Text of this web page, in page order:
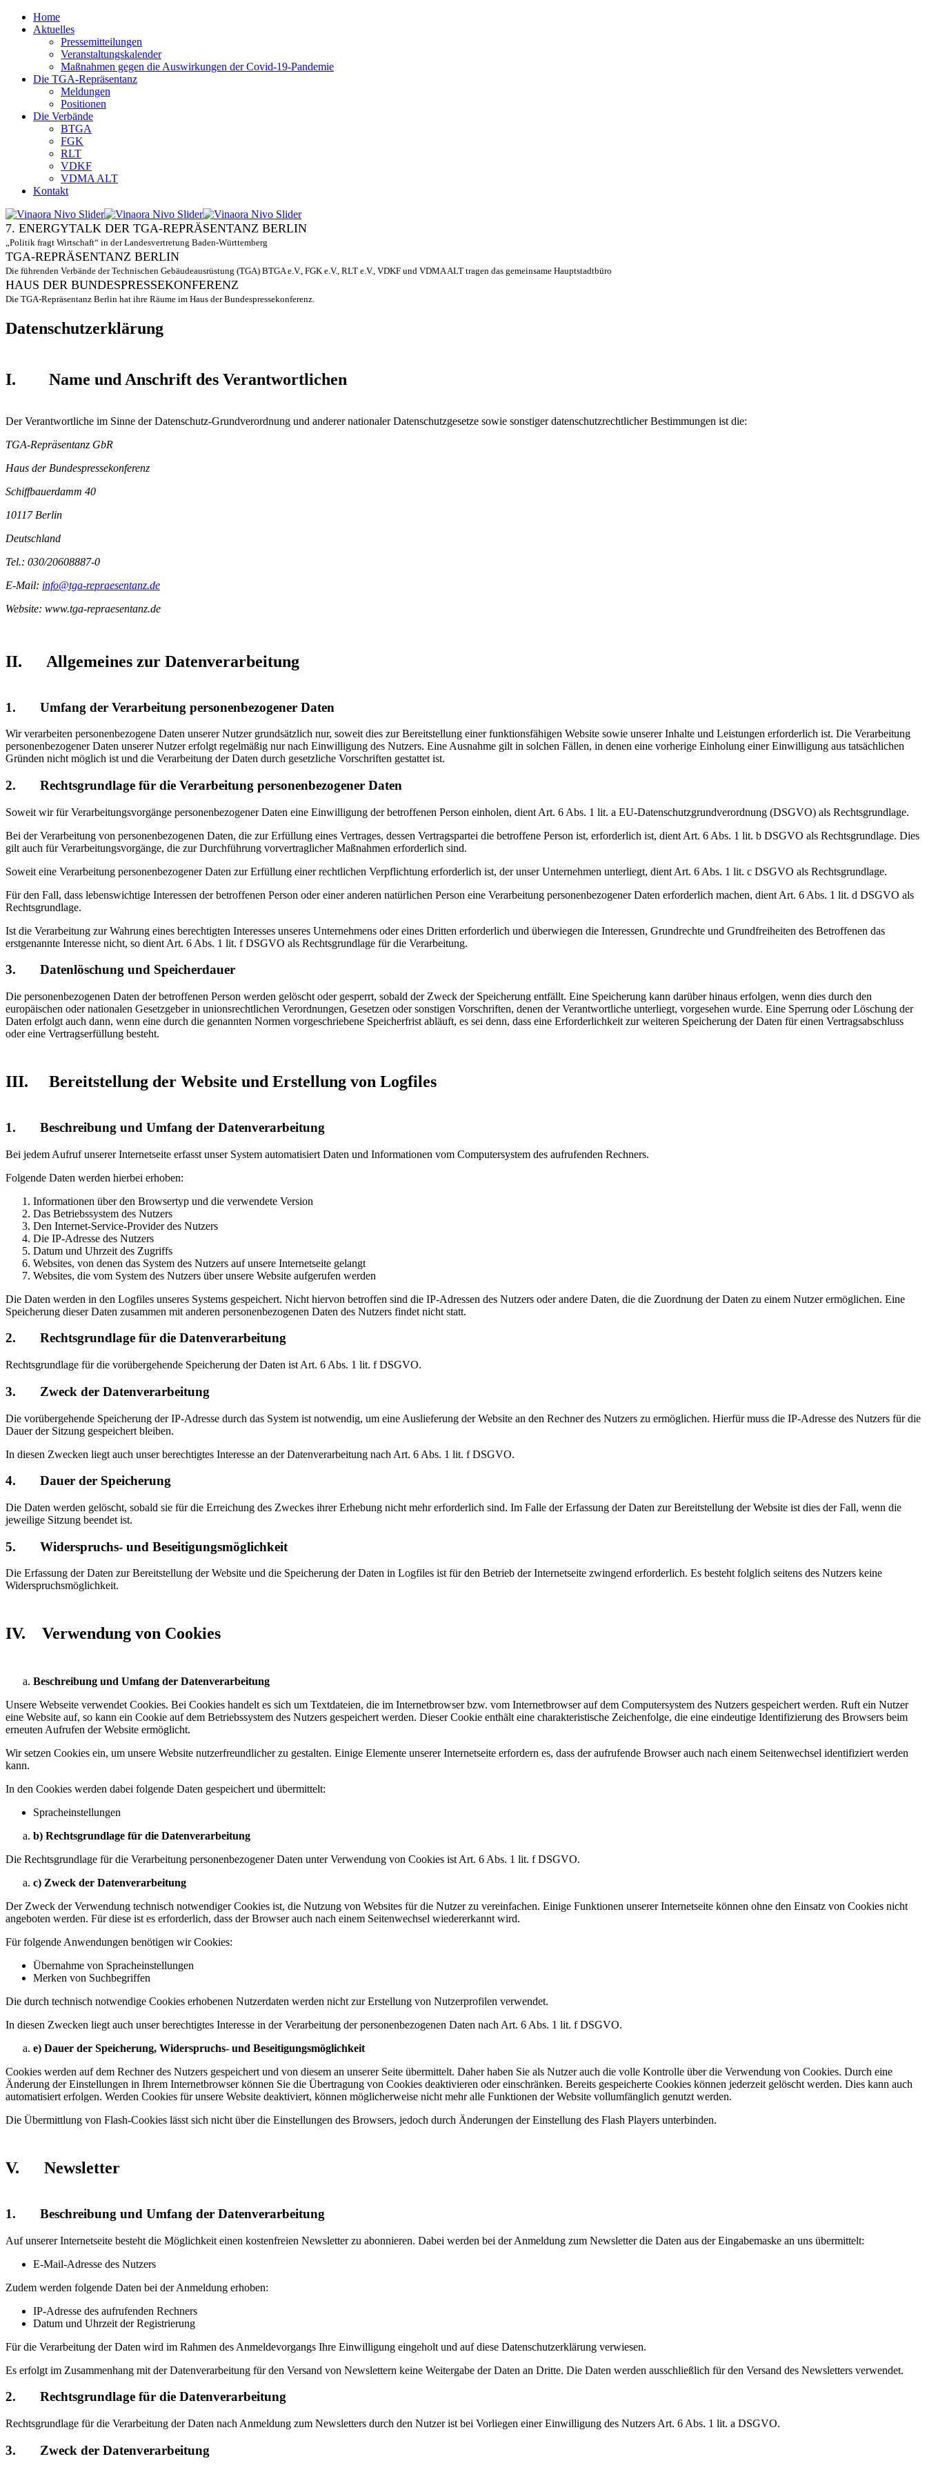
Home
Aktuelles
Pressemitteilungen
Veranstaltungskalender
Maßnahmen gegen die Auswirkungen der Covid-19-Pandemie
Die TGA-Repräsentanz
Meldungen
Positionen
Die Verbände
BTGA
FGK
RLT
VDKF
VDMA ALT
Kontakt
7. ENERGYTALK DER TGA-REPRÄSENTANZ BERLIN
„Politik fragt Wirtschaft“ in der Landesvertretung Baden-Württemberg
TGA-REPRÄSENTANZ BERLIN
Die führenden Verbände der Technischen Gebäudeausrüstung (TGA) BTGA e.V., FGK e.V., RLT e.V., VDKF und VDMA ALT tragen das gemeinsame Hauptstadtbüro
HAUS DER BUNDESPRESSEKONFERENZ
Die TGA-Repräsentanz Berlin hat ihre Räume im Haus der Bundespressekonferenz.
Datenschutzerklärung
I. Name und Anschrift des Verantwortlichen
Der Verantwortliche im Sinne der Datenschutz-Grundverordnung und anderer nationaler Datenschutzgesetze sowie sonstiger datenschutzrechtlicher Bestimmungen ist die:
TGA-Repräsentanz GbR
Haus der Bundespressekonferenz
Schiffbauerdamm 40
10117 Berlin
Deutschland
Tel.: 030/20608887-0
E-Mail: info@tga-repraesentanz.de
Website: www.tga-repraesentanz.de
II. Allgemeines zur Datenverarbeitung
1. Umfang der Verarbeitung personenbezogener Daten
Wir verarbeiten personenbezogene Daten unserer Nutzer grundsätzlich nur, soweit dies zur Bereitstellung einer funktionsfähigen Website sowie unserer Inhalte und Leistungen erforderlich ist. Die Verarbeitung
personenbezogener Daten unserer Nutzer erfolgt regelmäßig nur nach Einwilligung des Nutzers. Eine Ausnahme gilt in solchen Fällen, in denen eine vorherige Einholung einer Einwilligung aus tatsächlichen
Gründen nicht möglich ist und die Verarbeitung der Daten durch gesetzliche Vorschriften gestattet ist.
2. Rechtsgrundlage für die Verarbeitung personenbezogener Daten
Soweit wir für Verarbeitungsvorgänge personenbezogener Daten eine Einwilligung der betroffenen Person einholen, dient Art. 6 Abs. 1 lit. a EU-Datenschutzgrundverordnung (DSGVO) als Rechtsgrundlage.
Bei der Verarbeitung von personenbezogenen Daten, die zur Erfüllung eines Vertrages, dessen Vertragspartei die betroffene Person ist, erforderlich ist, dient Art. 6 Abs. 1 lit. b DSGVO als Rechtsgrundlage. Dies
gilt auch für Verarbeitungsvorgänge, die zur Durchführung vorvertraglicher Maßnahmen erforderlich sind.
Soweit eine Verarbeitung personenbezogener Daten zur Erfüllung einer rechtlichen Verpflichtung erforderlich ist, der unser Unternehmen unterliegt, dient Art. 6 Abs. 1 lit. c DSGVO als Rechtsgrundlage.
Für den Fall, dass lebenswichtige Interessen der betroffenen Person oder einer anderen natürlichen Person eine Verarbeitung personenbezogener Daten erforderlich machen, dient Art. 6 Abs. 1 lit. d DSGVO als
Rechtsgrundlage.
Ist die Verarbeitung zur Wahrung eines berechtigten Interesses unseres Unternehmens oder eines Dritten erforderlich und überwiegen die Interessen, Grundrechte und Grundfreiheiten des Betroffenen das
erstgenannte Interesse nicht, so dient Art. 6 Abs. 1 lit. f DSGVO als Rechtsgrundlage für die Verarbeitung.
3. Datenlöschung und Speicherdauer
Die personenbezogenen Daten der betroffenen Person werden gelöscht oder gesperrt, sobald der Zweck der Speicherung entfällt. Eine Speicherung kann darüber hinaus erfolgen, wenn dies durch den
europäischen oder nationalen Gesetzgeber in unionsrechtlichen Verordnungen, Gesetzen oder sonstigen Vorschriften, denen der Verantwortliche unterliegt, vorgesehen wurde. Eine Sperrung oder Löschung der
Daten erfolgt auch dann, wenn eine durch die genannten Normen vorgeschriebene Speicherfrist abläuft, es sei denn, dass eine Erforderlichkeit zur weiteren Speicherung der Daten für einen Vertragsabschluss
oder eine Vertragserfüllung besteht.
III. Bereitstellung der Website und Erstellung von Logfiles
1. Beschreibung und Umfang der Datenverarbeitung
Bei jedem Aufruf unserer Internetseite erfasst unser System automatisiert Daten und Informationen vom Computersystem des aufrufenden Rechners.
Folgende Daten werden hierbei erhoben:
Informationen über den Browsertyp und die verwendete Version
Das Betriebssystem des Nutzers
Den Internet-Service-Provider des Nutzers
Die IP-Adresse des Nutzers
Datum und Uhrzeit des Zugriffs
Websites, von denen das System des Nutzers auf unsere Internetseite gelangt
Websites, die vom System des Nutzers über unsere Website aufgerufen werden
Die Daten werden in den Logfiles unseres Systems gespeichert. Nicht hiervon betroffen sind die IP-Adressen des Nutzers oder andere Daten, die die Zuordnung der Daten zu einem Nutzer ermöglichen. Eine
Speicherung dieser Daten zusammen mit anderen personenbezogenen Daten des Nutzers findet nicht statt.
2. Rechtsgrundlage für die Datenverarbeitung
Rechtsgrundlage für die vorübergehende Speicherung der Daten ist Art. 6 Abs. 1 lit. f DSGVO.
3. Zweck der Datenverarbeitung
Die vorübergehende Speicherung der IP-Adresse durch das System ist notwendig, um eine Auslieferung der Website an den Rechner des Nutzers zu ermöglichen. Hierfür muss die IP-Adresse des Nutzers für die
Dauer der Sitzung gespeichert bleiben.
In diesen Zwecken liegt auch unser berechtigtes Interesse an der Datenverarbeitung nach Art. 6 Abs. 1 lit. f DSGVO.
4. Dauer der Speicherung
Die Daten werden gelöscht, sobald sie für die Erreichung des Zweckes ihrer Erhebung nicht mehr erforderlich sind. Im Falle der Erfassung der Daten zur Bereitstellung der Website ist dies der Fall, wenn die
jeweilige Sitzung beendet ist.
5. Widerspruchs- und Beseitigungsmöglichkeit
Die Erfassung der Daten zur Bereitstellung der Website und die Speicherung der Daten in Logfiles ist für den Betrieb der Internetseite zwingend erforderlich. Es besteht folglich seitens des Nutzers keine
Widerspruchsmöglichkeit.
IV. Verwendung von Cookies
Beschreibung und Umfang der Datenverarbeitung
Unsere Webseite verwendet Cookies. Bei Cookies handelt es sich um Textdateien, die im Internetbrowser bzw. vom Internetbrowser auf dem Computersystem des Nutzers gespeichert werden. Ruft ein Nutzer
eine Website auf, so kann ein Cookie auf dem Betriebssystem des Nutzers gespeichert werden. Dieser Cookie enthält eine charakteristische Zeichenfolge, die eine eindeutige Identifizierung des Browsers beim
erneuten Aufrufen der Website ermöglicht.
Wir setzen Cookies ein, um unsere Website nutzerfreundlicher zu gestalten. Einige Elemente unserer Internetseite erfordern es, dass der aufrufende Browser auch nach einem Seitenwechsel identifiziert werden
kann.
In den Cookies werden dabei folgende Daten gespeichert und übermittelt:
Spracheinstellungen
b) Rechtsgrundlage für die Datenverarbeitung
Die Rechtsgrundlage für die Verarbeitung personenbezogener Daten unter Verwendung von Cookies ist Art. 6 Abs. 1 lit. f DSGVO.
c) Zweck der Datenverarbeitung
Der Zweck der Verwendung technisch notwendiger Cookies ist, die Nutzung von Websites für die Nutzer zu vereinfachen. Einige Funktionen unserer Internetseite können ohne den Einsatz von Cookies nicht
angeboten werden. Für diese ist es erforderlich, dass der Browser auch nach einem Seitenwechsel wiedererkannt wird.
Für folgende Anwendungen benötigen wir Cookies:
Übernahme von Spracheinstellungen
Merken von Suchbegriffen
Die durch technisch notwendige Cookies erhobenen Nutzerdaten werden nicht zur Erstellung von Nutzerprofilen verwendet.
In diesen Zwecken liegt auch unser berechtigtes Interesse in der Verarbeitung der personenbezogenen Daten nach Art. 6 Abs. 1 lit. f DSGVO.
e) Dauer der Speicherung, Widerspruchs- und Beseitigungsmöglichkeit
Cookies werden auf dem Rechner des Nutzers gespeichert und von diesem an unserer Seite übermittelt. Daher haben Sie als Nutzer auch die volle Kontrolle über die Verwendung von Cookies. Durch eine
Änderung der Einstellungen in Ihrem Internetbrowser können Sie die Übertragung von Cookies deaktivieren oder einschränken. Bereits gespeicherte Cookies können jederzeit gelöscht werden. Dies kann auch
automatisiert erfolgen. Werden Cookies für unsere Website deaktiviert, können möglicherweise nicht mehr alle Funktionen der Website vollumfänglich genutzt werden.
Die Übermittlung von Flash-Cookies lässt sich nicht über die Einstellungen des Browsers, jedoch durch Änderungen der Einstellung des Flash Players unterbinden.
V. Newsletter
1. Beschreibung und Umfang der Datenverarbeitung
Auf unserer Internetseite besteht die Möglichkeit einen kostenfreien Newsletter zu abonnieren. Dabei werden bei der Anmeldung zum Newsletter die Daten aus der Eingabemaske an uns übermittelt:
E-Mail-Adresse des Nutzers
Zudem werden folgende Daten bei der Anmeldung erhoben:
IP-Adresse des aufrufenden Rechners
Datum und Uhrzeit der Registrierung
Für die Verarbeitung der Daten wird im Rahmen des Anmeldevorgangs Ihre Einwilligung eingeholt und auf diese Datenschutzerklärung verwiesen.
Es erfolgt im Zusammenhang mit der Datenverarbeitung für den Versand von Newslettern keine Weitergabe der Daten an Dritte. Die Daten werden ausschließlich für den Versand des Newsletters verwendet.
2. Rechtsgrundlage für die Datenverarbeitung
Rechtsgrundlage für die Verarbeitung der Daten nach Anmeldung zum Newsletters durch den Nutzer ist bei Vorliegen einer Einwilligung des Nutzers Art. 6 Abs. 1 lit. a DSGVO.
3. Zweck der Datenverarbeitung